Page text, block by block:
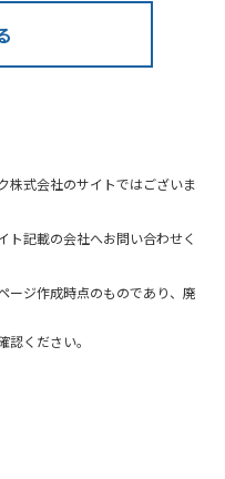
株式会社のサイトではございま
ト記載の会社へお問い合わせく
ージ作成時点のものであり、廃
ください。